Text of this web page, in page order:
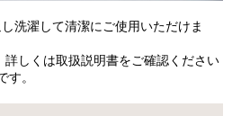
洗濯して清潔にご使用いただけま
しくは取扱説明書をご確認ください
す。